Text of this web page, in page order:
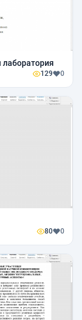
лаборатория
129 0
80 0